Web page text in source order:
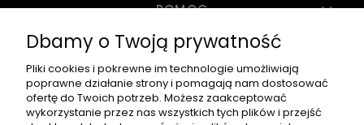
POMOC
MOJE KONTO
Dbamy o Twoją prywatność
Pliki cookies i pokrewne im technologie umożliwiają
poprawne działanie strony i pomagają nam dostosować
ofertę do Twoich potrzeb. Możesz zaakceptować
wykorzystanie przez nas wszystkich tych plików i przejść